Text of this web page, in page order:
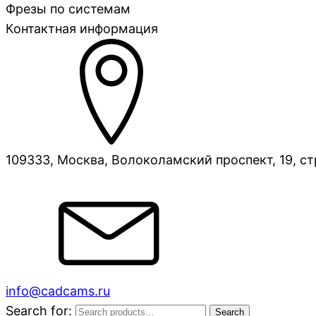
Фрезы по системам
Контактная информация
109333, Москва, Волоколамский проспект, 19,
info@cadcams.ru
Search for:
Search